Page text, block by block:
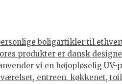
boligartikler til
produkter er dansk
vi en højopløselig
entreen, køkkenet,